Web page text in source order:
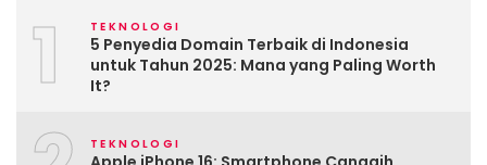
1 TEKNOLOGI
5 Penyedia Domain Terbaik di Indonesia
untuk Tahun 2025: Mana yang Paling Worth
It?
TEKNOLOGI